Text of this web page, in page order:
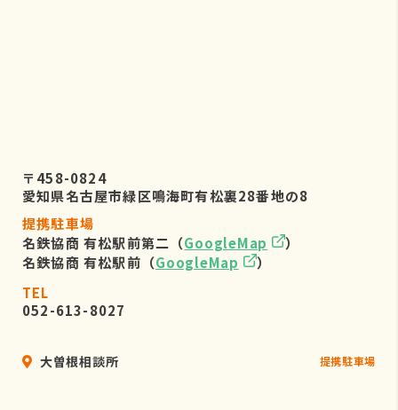
〒458-0824
愛知県名古屋市緑区鳴海町有松裏28番地の8
提携駐車場
名鉄協商 有松駅前第二（GoogleMap
）
名鉄協商 有松駅前（GoogleMap
）
TEL
052-613-8027
大曽根相談所 提携駐車場